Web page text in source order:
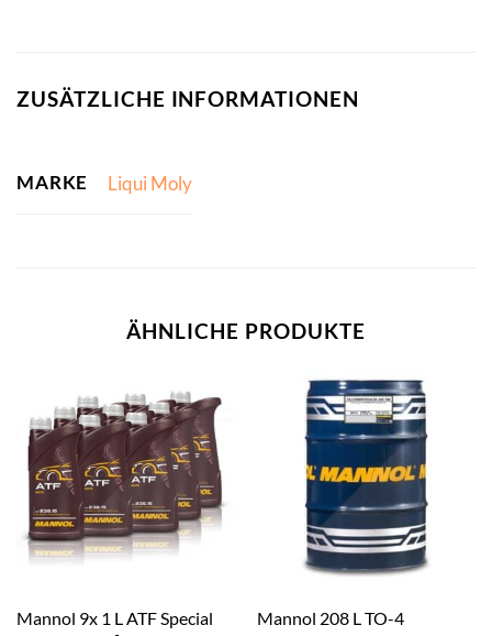
ZUSÄTZLICHE INFORMATIONEN
MARKE Liqui Moly
ÄHNLICHE PRODUKTE
Mannol 9x 1 L ATF Special
Mannol 208 L TO-4